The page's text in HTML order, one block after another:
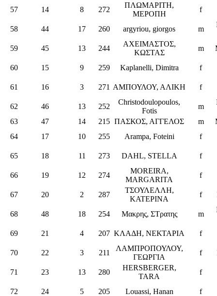
57 14 8 272
ΠΛΩΜΑΡΙΤΗ,
ΜΕΡΟΠΗ
f
58 44 17 260 argyriou, giorgos m
59 45 13 244
ΑΧΕΙΜΑΣΤΟΣ,
ΚΩΣΤΑΣ
m
60 15 9 259 Kaplanelli, Dimitra f
61 16 3 271 ΑΜΠΟΥΛΟΥ, ΑΛΙΚΗ f
62 46 13 252
Christodoulopoulos,
Fotis
m
63 47 14 215 ΠΑΣΚΟΣ, ΑΓΓΕΛΟΣ m
64
17 10 255 Arampa, Foteini f
65 18 11 273 DAHL, STELLA f
66 19 12 274
MOREIRA,
MARGARITA
f
67 20 2 287
ΤΣΟΥΛΕΛΛΗ,
ΚΑΤΕΡΙΝΑ
f
68 48 18 254 Μακρης, ΣΤρατης m
69 21 4 207 ΚΛΑΔΗ, ΝΕΚΤΑΡΙΑ f
70 22 3 211
ΛΑΜΠΡΟΠΟΥΛΟΥ,
ΓΕΩΡΓΙΑ
f
71 23 13 280
HERSBERGER,
TARA
f
72 24 5 205 Louassi, Hanan f